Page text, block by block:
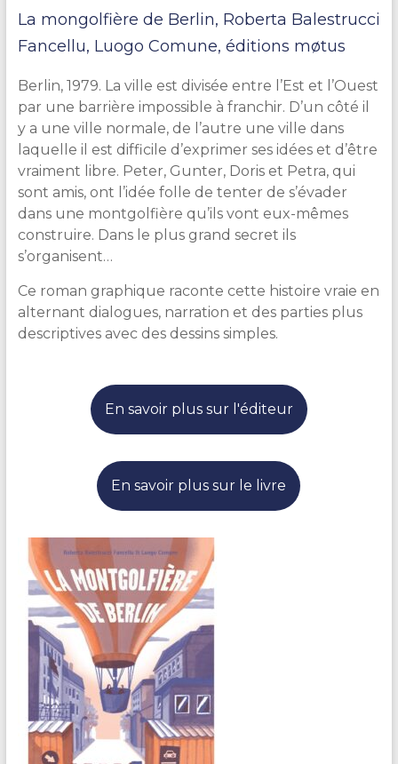
La mongolfière de Berlin, Roberta Balestrucci
Fancellu, Luogo Comune, éditions møtus
Berlin, 1979. La ville est divisée entre l’Est et l’Ouest
par une barrière impossible à franchir. D’un côté il
y a une ville normale, de l’autre une ville dans
laquelle il est difficile d’exprimer ses idées et d’être
vraiment libre. Peter, Gunter, Doris et Petra, qui
sont amis, ont l’idée folle de tenter de s’évader
dans une montgolfière qu’ils vont eux-mêmes
construire. Dans le plus grand secret ils
s’organisent…
Ce roman graphique raconte cette histoire vraie en
alternant dialogues, narration et des parties plus
descriptives avec des dessins simples.
En savoir plus sur l'éditeur
En savoir plus sur le livre